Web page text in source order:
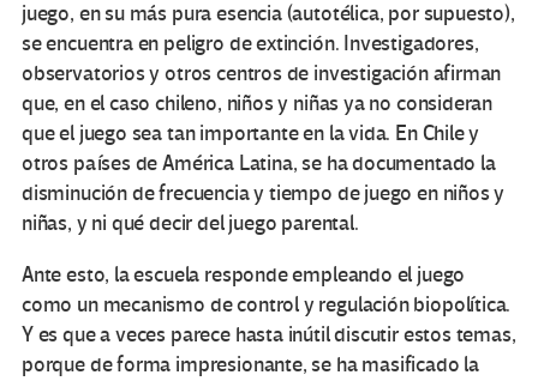
juego, en su más pura esencia (autotélica, por supuesto),
se encuentra en peligro de extinción. Investigadores,
observatorios y otros centros de investigación afirman
que, en el caso chileno, niños y niñas ya no consideran
que el juego sea tan importante en la vida. En Chile y
otros países de América Latina, se ha documentado la
disminución de frecuencia y tiempo de juego en niños y
niñas, y ni qué decir del juego parental.
Ante esto, la escuela responde empleando el juego
como un mecanismo de control y regulación biopolítica.
Y es que a veces parece hasta inútil discutir estos temas,
porque de forma impresionante, se ha masificado la